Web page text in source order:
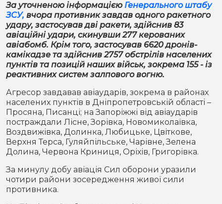
Відео
Конфлікти
Партнери
Історія
Спорт
Футбол
Контакти
Підписатись на нас у Telegram
За уточненою інформацією Генерального штабу
ЗСУ, вчора противник завдав одного ракетного
удару, застосував дві ракети, здійснив 83
авіаційні удари, скинувши 277 керованих
авіабомб. Крім того, застосував 6620 дронів-
камікадзе та здійснив 2757 обстрілів населених
пунктів та позицій наших військ, зокрема 155 - із
реактивних систем залпового вогню.
Агресор завдавав авіаударів, зокрема в районах
населених пунктів в Дніпропетровській області –
Просяна, Писанці; на Запоріжжі від авіаударів
постраждали Лісне, Зорівка, Новомиколаївка,
Воздвижівка, Долинка, Любицьке, Цвіткове,
Верхня Терса, Гуляйпільське, Чарівне, Зелена
Долина, Червона Криниця, Оріхів, Григорівка.
За минулу добу авіація Сил оборони уразили
чотири райони зосередження живої сили
противника.